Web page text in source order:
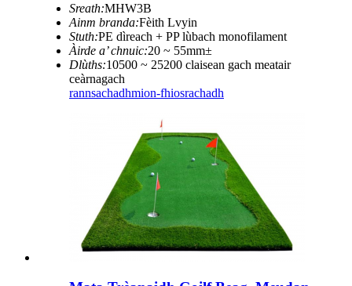
Sreath:MHW3B
Ainm branda:Fèith Lvyin
Stuth:PE dìreach + PP lùbach monofilament
Àirde a’ chnuic:20 ~ 55mm±
Dlùths:10500 ~ 25200 claisean gach meatair
ceàrnagach
rannsachadhmion-fhiosrachadh